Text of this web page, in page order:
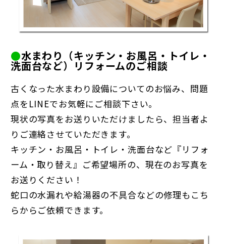
●水まわり（キッチン・お風呂・トイレ・
洗面台など）リフォームのご相談
古くなった水まわり設備についてのお悩み、問題
点をLINEでお気軽にご相談下さい。
現状の写真をお送りいただけましたら、担当者よ
りご連絡させていただきます。
キッチン・お風呂・トイレ・洗面台など『リフォ
ーム・取り替え』ご希望場所の、現在のお写真を
お送りください！
蛇口の水漏れや給湯器の不具合などの修理もこち
らからご依頼できます。